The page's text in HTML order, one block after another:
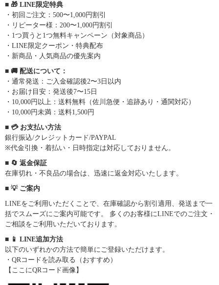
■ 🎁 LINE限定特典
・初回ご注文：500〜1,000円割引
・リピーター様：200〜1,000円割引
・1つ買うと1つ無料キャンペーン（対象商品）
・LINE限定クーポン・特典配布
・新商品・人気商品の優先案内
■ 🚚 配送について：
・通常発送：ご入金確認後2〜3日以内
・お届け目安：発送後7〜15日
・10,000円以上：送料無料（佐川急便・追跡あり・通関対応）
・10,000円未満：送料1,500円
■ 💳 お支払い方法
銀行振込/クレジットカード/PAYPAL
※代金引換・着払い・日時指定は対応しておりません。
■ 🔄 返金保証
在庫切れ・不良品の場合は、迅速に返金対応いたします。
■ 💡 ご案内
LINEをご利用いただくことで、在庫確認から割引適用、発送まで一
括でスムーズにご案内可能です。 多くのお客様にLINEでのご注文・
ご相談をご利用いただいております。
■ 📱 LINE追加方法
以下のいずれかの方法で簡単にご登録いただけます。
・QRコードを読み取る（おすすめ）
【ここにQRコード画像】